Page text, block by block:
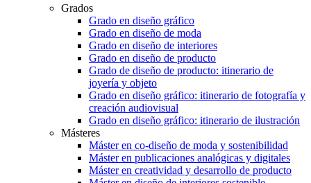
Grados
Grado en diseño gráfico
Grado en diseño de moda
Grado en diseño de interiores
Grado en diseño de producto
Grado de diseño de producto: itinerario de
joyería y objeto
Grado en diseño gráfico: itinerario de fotografía y
creación audiovisual
Grado en diseño gráfico: itinerario de ilustración
Másteres
Máster en co-diseño de moda y sostenibilidad
Máster en publicaciones analógicas y digitales
Máster en creatividad y desarrollo de producto